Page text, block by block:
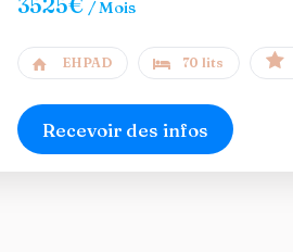
/ Mois
EHPAD 70 lits
Recevoir des infos